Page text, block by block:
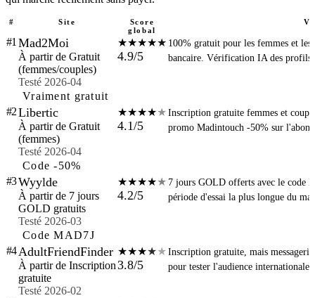
# Site
Score
global
#1 Mad2Moi
À partir de Gratuit
(femmes/couples)
Testé 2026-04
Vraiment gratuit
★★★★★
4.9/5
100% gratuit pour les femmes et
bancaire. Vérification IA des
#2Libertic
À partir de Gratuit
(femmes)
Testé 2026-04
Code -50%
★★★★★
4.1/5
Inscription gratuite femmes et
promo Madintouch -50% sur
#3Wyylde
À partir de 7 jours
GOLD gratuits
Testé 2026-03
Code MAD7J
★★★★★
4.2/5
7 jours GOLD offerts avec le code
période d'essai la plus longue du
#4AdultFriendFinder
À partir de Inscription
gratuite
Testé 2026-02
★★★★★
3.8/5
Inscription gratuite, mais
pour tester l'audience internationale.